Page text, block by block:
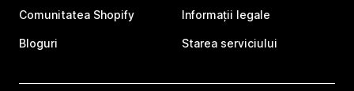
Comunitatea Shopify
Bloguri
Informații legale
Starea serviciului